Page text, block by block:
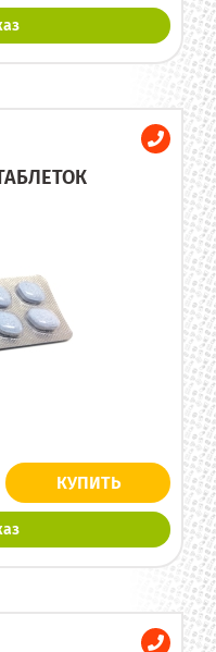
КУПИТЬ